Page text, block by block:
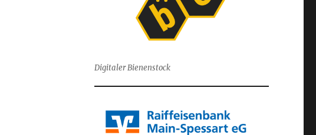
Digitaler Bienenstock